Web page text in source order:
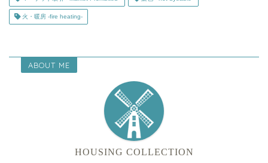
火・暖房 -fire heating-
ABOUT ME
HOUSING COLLECTION